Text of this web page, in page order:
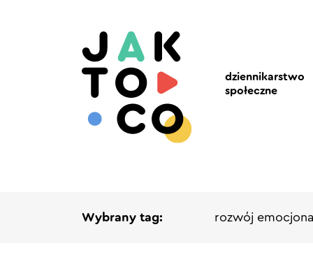
dziennikarstwo
społeczne
Wybrany tag: rozwój